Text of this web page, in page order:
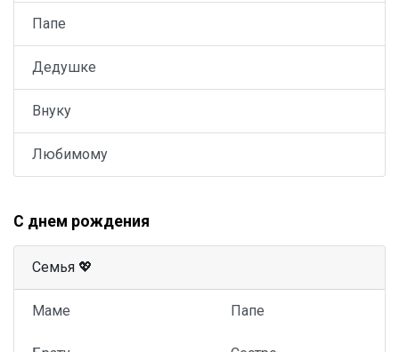
Папе
Дедушке
Внуку
Любимому
С днем рождения
Семья 💖
Маме Папе